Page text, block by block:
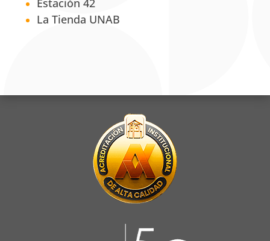
Estación 42
La Tienda UNAB